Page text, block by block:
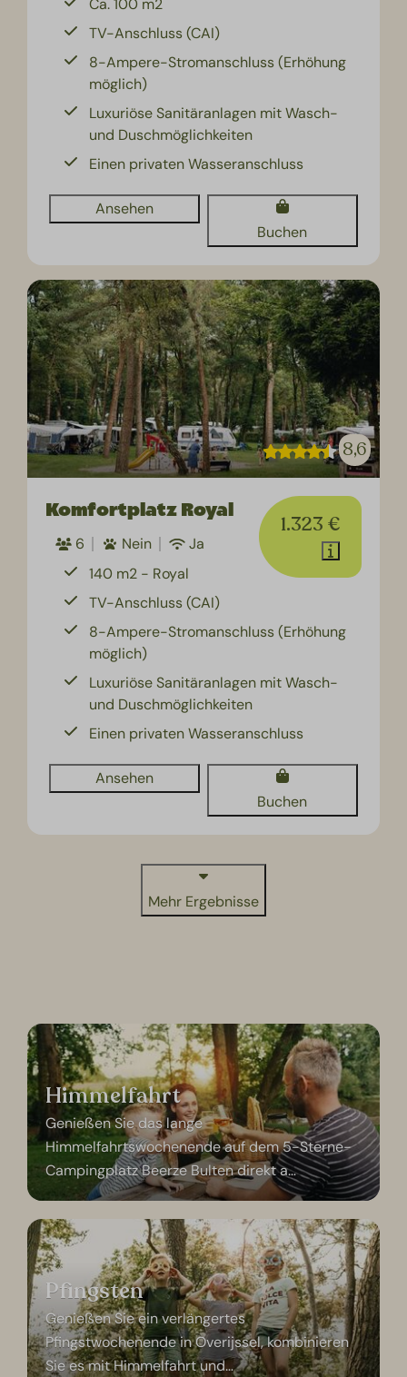
TV-Anschluss (CAI)
8-Ampere-Stromanschluss (Erhöhung
möglich)
Luxuriöse Sanitäranlagen mit Wasch-
und Duschmöglichkeiten
Einen privaten Wasseranschluss
Ansehen
Buchen
8,6
1.323 €
Komfortplatz Royal
6 Nein
Ja
140 m2 - Royal
TV-Anschluss (CAI)
8-Ampere-Stromanschluss (Erhöhung
möglich)
Luxuriöse Sanitäranlagen mit Wasch-
und Duschmöglichkeiten
Einen privaten Wasseranschluss
Ansehen
Buchen
Mehr Ergebnisse
Himmelfahrt
Genießen Sie das lange
Himmelfahrtswochenende auf dem 5-Sterne-
Campingplatz Beerze Bulten direkt a…
Pfingsten
Genießen Sie ein verlängertes
Pfingstwochenende in Overijssel, kombinieren
Sie es mit Himmelfahrt und…